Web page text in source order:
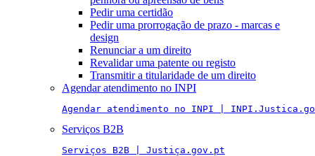
Pedir uma certidão
Pedir uma prorrogação de prazo - marcas e
design
Renunciar a um direito
Revalidar uma patente ou registo
Transmitir a titularidade de um direito
Agendar atendimento no INPI
Agendar atendimento no INPI |
Serviços B2B
Serviços B2B | Justiça.gov.pt